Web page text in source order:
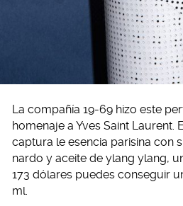
La compañía 19-69 hizo este
homenaje a Yves Saint Laurent.
captura le esencia parisina con
nardo y aceite de ylang ylang,
173 dólares puedes conseguir
ml.